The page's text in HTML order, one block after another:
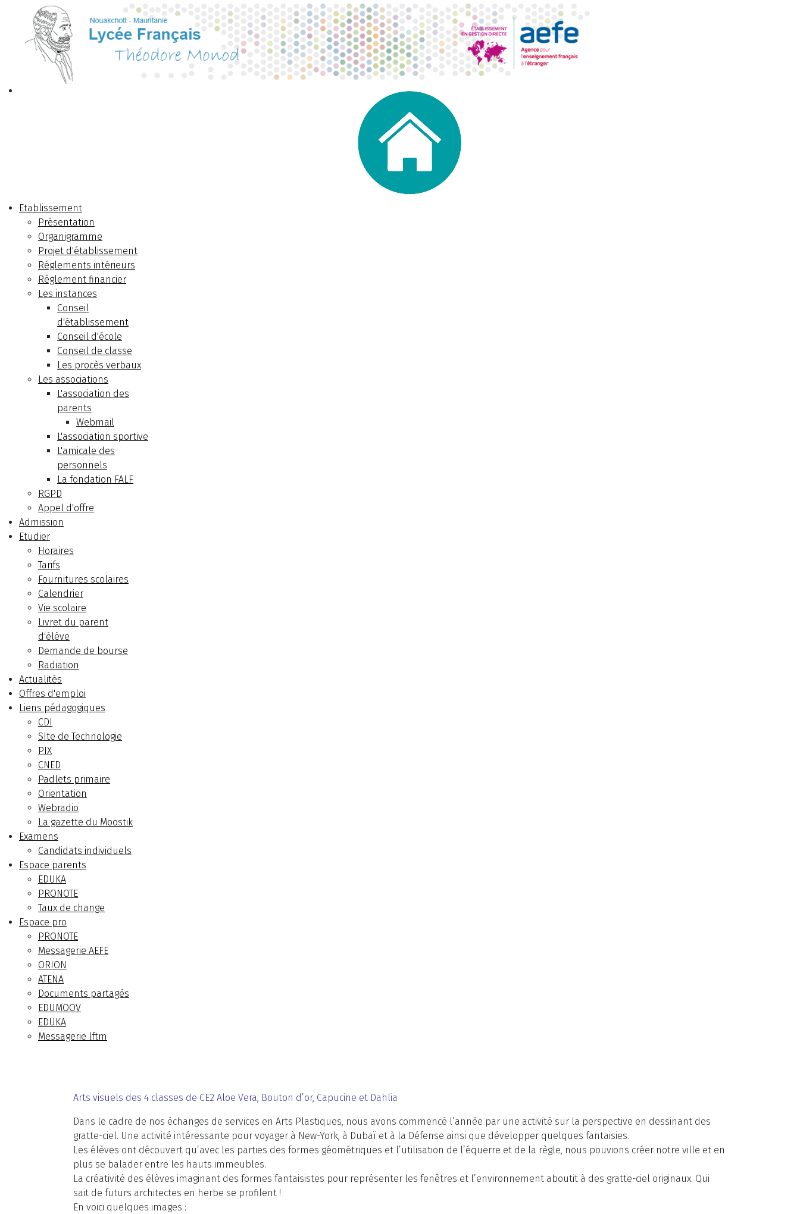
Etablissement
Présentation
Organigramme
Projet d'établissement
Réglements intérieurs
Réglement financier
Les instances
Conseil
d'établissement
Conseil d'école
Conseil de classe
Les procès verbaux
Les associations
L'association des
parents
Webmail
L'association sportive
L'amicale des
personnels
La fondation FALF
RGPD
Appel d'offre
Admission
Etudier
Horaires
Tarifs
Fournitures scolaires
Calendrier
Vie scolaire
Livret du parent
d'élève
Demande de bourse
Radiation
Actualités
Offres d'emploi
Liens pédagogiques
CDI
SIte de Technologie
PIX
CNED
Padlets primaire
Orientation
Webradio
La gazette du Moostik
Examens
Candidats individuels
Espace parents
EDUKA
PRONOTE
Taux de change
Espace pro
PRONOTE
Messagerie AEFE
ORION
ATENA
Documents partagés
EDUMOOV
EDUKA
Messagerie lftm
Arts visuels des 4 classes de CE2 Aloe Vera, Bouton d’or, Capucine et Dahlia
Dans le cadre de nos échanges de services en Arts Plastiques, nous avons commencé l’année par une activité sur la perspective en dessinant des
gratte-ciel. Une activité intéressante pour voyager à New-York, à Dubaï et à la Défense ainsi que développer quelques fantaisies.
Les élèves ont découvert qu’avec les parties des formes géométriques et l’utilisation de l’équerre et de la règle, nous pouvions créer notre ville et en
plus se balader entre les hauts immeubles.
La créativité des élèves imaginant des formes fantaisistes pour représenter les fenêtres et l’environnement aboutit à des gratte-ciel originaux. Qui
sait de futurs architectes en herbe se profilent !
En voici quelques images :